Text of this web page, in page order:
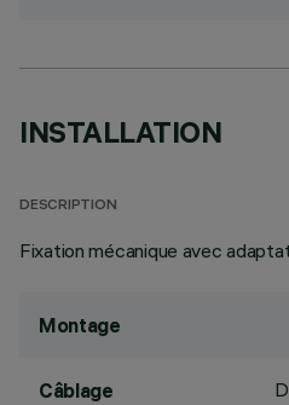
INSTALLATION
DESCRIPTION
Fixation mécanique avec
Montage
Câblage